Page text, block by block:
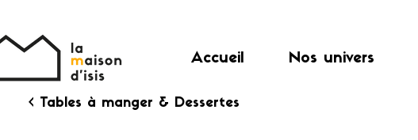
Accueil Nos univers
< Tables à manger & Dessertes